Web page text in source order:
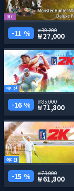
DLC
11 % 30,200
27,000
에디션
16 % 85,000
71,800
에디션
15 % 73,000
61,800